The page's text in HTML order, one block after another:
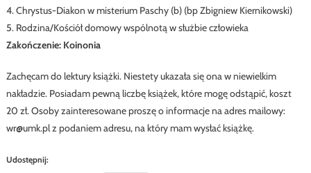
4. Chrystus-Diakon w misterium Paschy (b) (bp Zbigniew Kiernikowski)
5. Rodzina/Kościół domowy wspólnotą w służbie człowieka
Zakończenie: Koinonia
Zachęcam do lektury książki. Niestety ukazała się ona w niewielkim
nakładzie. Posiadam pewną liczbę książek, które mogę odstąpić, koszt
20 zł. Osoby zainteresowane proszę o informacje na adres mailowy:
wr@umk.pl z podaniem adresu, na który mam wysłać książkę.
Udostępnij: